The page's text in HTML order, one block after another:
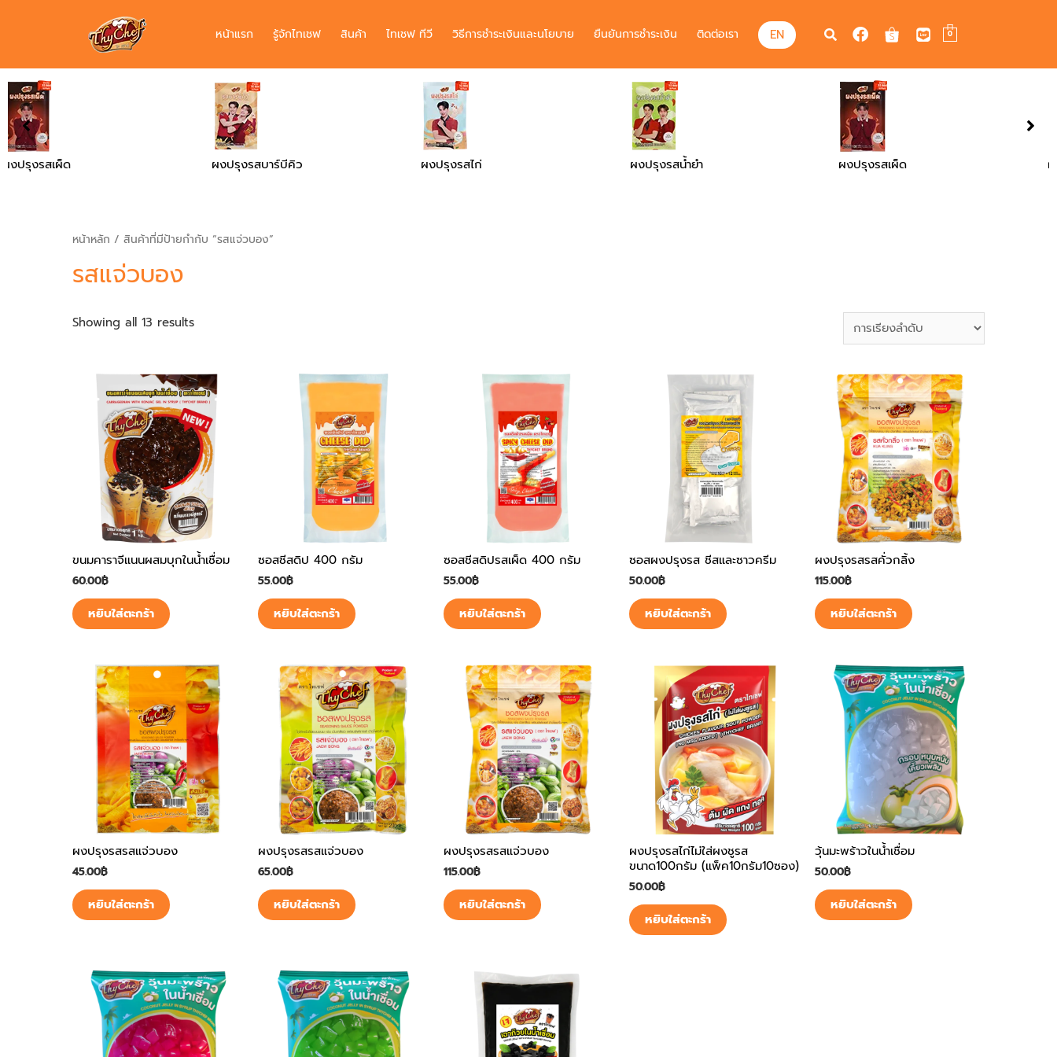
หน้าแรก รู้จักไทเชฟ สินค้า ไทเชฟ ทีวี วิธีการชำระเงินและนโยบาย ยืนยันการชำระเงิน ติดต่อเรา EN 0
ผงปรุงรสบาร์บีคิว ผงปรุงรสไก่ ผงปรุงรสน้ำยำ ผงปรุงรสเผ็ด ผงปรุงรสบาร์บีคิว
หน้าหลัก / สินค้าที่มีป้ายกำกับ “รสแจ่วบอง”
รสแจ่วบอง
Showing all 13 results
ขนมคาราจีแนนผสมบุกในน้ำเชื่อม
60.00฿
หยิบใส่ตะกร้า
ซอสชีสดิป 400 กรัม
55.00฿
หยิบใส่ตะกร้า
ซอสชีสดิปรสเผ็ด 400 กรัม
55.00฿
หยิบใส่ตะกร้า
ซอสผงปรุงรส ชีสและซาวครีม
50.00฿
หยิบใส่ตะกร้า
ผงปรุงรสรสคั่วกลิ้ง
115.00฿
หยิบใส่ตะกร้า
ผงปรุงรสรสแจ่วบอง
45.00฿
หยิบใส่ตะกร้า
ผงปรุงรสรสแจ่วบอง
65.00฿
หยิบใส่ตะกร้า
ผงปรุงรสรสแจ่วบอง
115.00฿
หยิบใส่ตะกร้า
ผงปรุงรสไก่ไม่ใส่ผงชูรส
ขนาด100กรัม (แพ็ค10กรัม10ซอง)
50.00฿
หยิบใส่ตะกร้า
วุ้นมะพร้าวในน้ำเชื่อม
50.00฿
หยิบใส่ตะกร้า